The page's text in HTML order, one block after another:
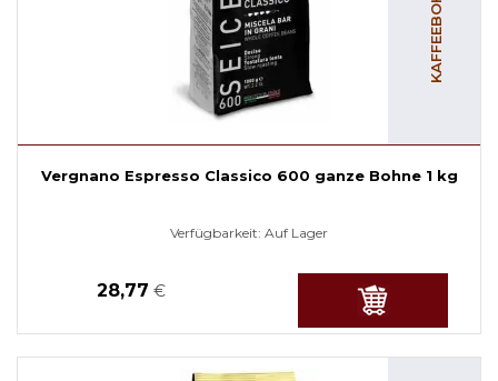
Vergnano Espresso Classico 600 ganze Bohne 1 kg
Verfügbarkeit: Auf Lager
28,77 €